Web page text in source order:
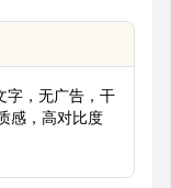
字，无广告，干
感，高对比度